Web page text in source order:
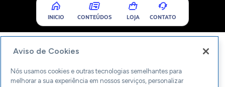
INICIO CONTEÚDOS LOJA CONTATO
Aviso de Cookies
Nós usamos cookies e outras tecnologias semelhantes para
melhorar a sua experiência em nossos serviços, personalizar